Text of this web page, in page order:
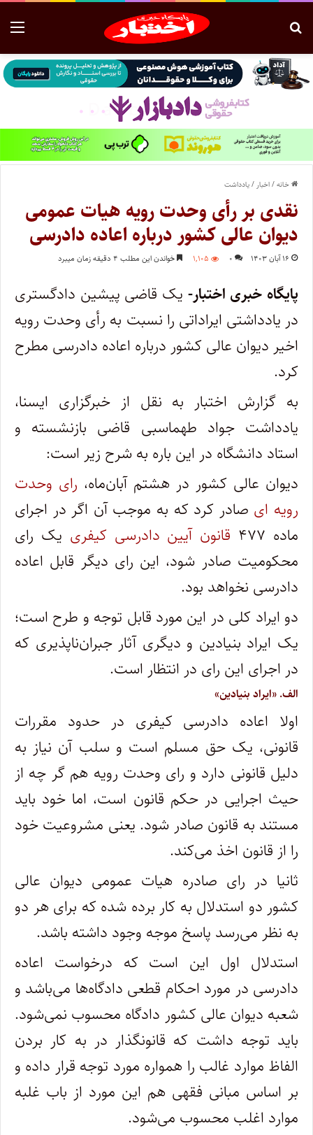
خانه/اخبار /یادداشت
نقدی بر رأی وحدت رویه هیات عمومی
دیوان عالی کشور درباره اعاده دادرسی
۱۶ آبان ۱۴۰۳ ۰ ۱,۱۰۵ خواندن این مطلب ۴ دقیقه زمان میبرد
پایگاه خبری اختبار- یک قاضی پیشین دادگستری
در یادداشتی ایراداتی را نسبت به رأی وحدت رویه‌
اخیر دیوان عالی کشور درباره اعاده دادرسی مطرح
کرد.
به گزارش اختبار به نقل از خبرگزاری ایسنا،
یادداشت جواد طهماسبی قاضی بازنشسته و
استاد دانشگاه در این باره به شرح زیر است:
دیوان عالی کشور در هشتم آبان‌ماه، رای وحدت
رویه ای صادر کرد که به موجب آن اگر در اجرای
ماده ۴۷۷
قانون آیین دادرسی کیفری یک رای
محکومیت صادر شود، این رای دیگر قابل اعاده
دادرسی نخواهد بود.
دو ایراد کلی در این مورد قابل توجه و طرح است؛
یک ایراد بنیادین و دیگری آثار جبران‌ناپذیری که
در اجرای این رای در انتظار است.
الف. «ایراد بنیادین»
اولا اعاده دادرسی کیفری در حدود مقررات
قانونی، یک حق مسلم است و سلب آن نیاز به
دلیل قانونی دارد و رای وحدت رویه هم گر چه از
حیث اجرایی در حکم قانون است، اما خود باید
مستند به قانون صادر شود. یعنی مشروعیت خود
را از قانون اخذ می‌کند.
ثانیا در رای صادره هیات عمومی دیوان عالی
کشور دو استدلال‌ به کار برده شده که برای هر دو
به نظر می‌رسد پاسخ موجه وجود داشته باشد.
استدلال اول این است که درخواست اعاده
دادرسی در مورد احکام قطعی دادگاه‌ها می‌باشد و
شعبه دیوان عالی کشور دادگاه محسوب نمی‌شود.
باید توجه داشت که قانونگذار در به کار بردن
الفاظ موارد غالب را همواره مورد توجه قرار داده و
بر اساس مبانی فقهی هم این مورد از باب غلبه
موارد اغلب محسوب می‌شود.